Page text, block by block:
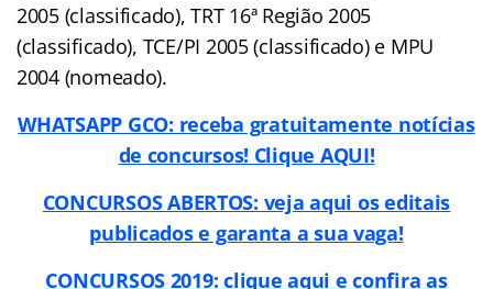
2005 (classificado), TRT 16ª Região 2005
(classificado), TCE/PI 2005 (classificado) e MPU
2004 (nomeado).
WHATSAPP GCO: receba gratuitamente notícias
de concursos! Clique AQUI!
CONCURSOS ABERTOS: veja aqui os editais
publicados e garanta a sua vaga!
CONCURSOS 2019: clique aqui e confira as